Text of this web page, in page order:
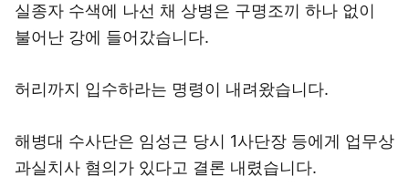
실종자 수색에 나선 채 상병은 구명조끼 하나 없이
불어난 강에 들어갔습니다.
허리까지 입수하라는 명령이 내려왔습니다.
해병대 수사단은 임성근 당시 1사단장 등에게 업무상
과실치사 혐의가 있다고 결론 내렸습니다.